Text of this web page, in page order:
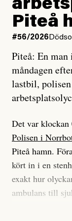
tidning?
Vad är bra
Ett försök till
för Kuhn och
som
roll.
Vi skriver för
överraskade,
att vi granskar
Vi är som sagt
Det betyder en
enligt uråldrig
och lade min
på att laga en
Jag sökte ljuset
efter det som
och aldrig såg
när jag ombord
Piteå
#56/2026
Piteå: En
måndagen
lastbil,
Det var klockan
Polisen i
Piteå hamn.
kört in i en
exakt hur
ambulans till